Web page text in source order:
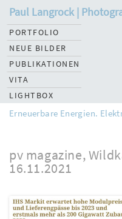
Paul Langrock |
PORTFOLIO
NEUE BILDER
PUBLIKATIONEN
VITA
LIGHTBOX
Erneuerbare Energien.
pv magazine,
16.11.2021